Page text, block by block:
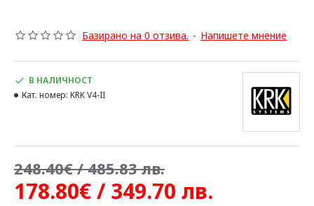
Базирано на 0 отзива. - Напишете мнение
178.80€ / 349.70 лв.
248.40€ / 485.83 лв.
В НАЛИЧНОСТ
Кат. номер: KRK V4-II